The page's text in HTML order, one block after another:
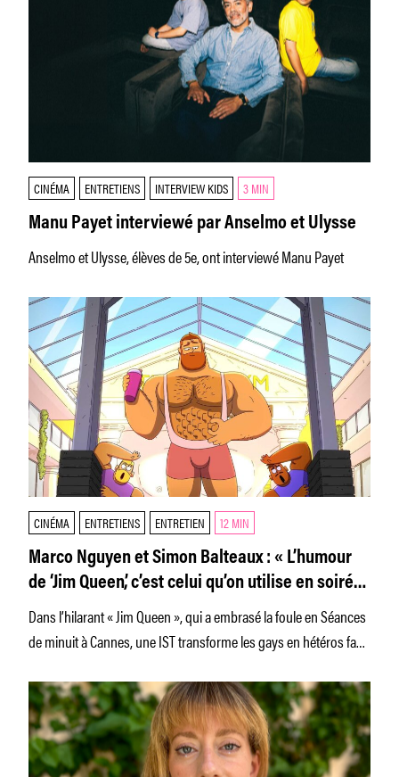
CINÉMA ENTRETIENS INTERVIEW KIDS 3 MIN
Manu Payet interviewé par Anselmo et Ulysse
Anselmo et Ulysse, élèves de 5e, ont interviewé Manu Payet
CINÉMA ENTRETIENS ENTRETIEN 12 MIN
Marco Nguyen et Simon Balteaux : « L’humour
de ‘Jim Queen’, c’est celui qu’on utilise en soirée
quand on sort un truc hyper trash »
Dans l’hilarant « Jim Queen », qui a embrasé la foule en Séances
de minuit à Cannes, une IST transforme les gays en hétéros fans